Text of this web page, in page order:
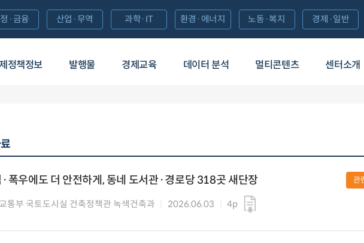
정책정보 발행물 경제교육 데이터 분석 멀티콘텐츠 센터소개
·금융 산업·무역 과학·IT 환경·에너지 노동·복지 경제·일반
폭우에도 더 안전하게, 동네 도서관·경로당 318곳 새단장
통부 국토도시실 건축정책관 녹색건축과 2026.06.03 4p
관